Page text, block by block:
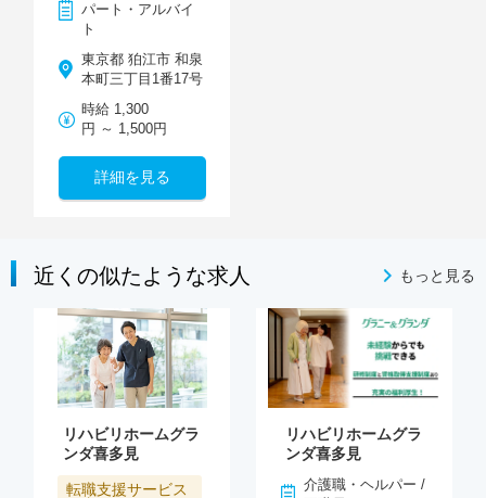
パート・アルバイ
ト
東京都 狛江市 和泉
本町三丁目1番17号
時給 1,300
円 ～ 1,500円
詳細を見る
近くの似たような求人 もっと見る
リハビリホームグラ
ンダ喜多見
転職支援サービス
リハビリホームグラ
ンダ喜多見
介護職・ヘルパー /